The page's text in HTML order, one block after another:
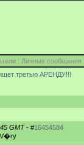
: Личные
третью АРЕНДУ!!!
GMT- #16454584
V�ry